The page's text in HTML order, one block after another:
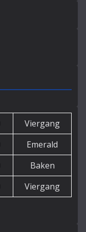
Viergang
Emerald
Baken
Viergang